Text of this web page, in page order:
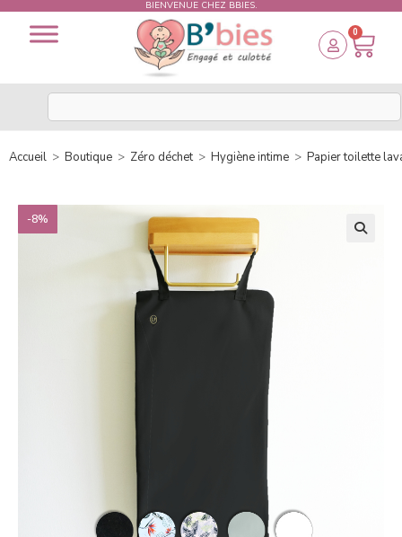
BIENVENUE CHEZ BBIES.
0
Accueil > Boutique > Zéro déchet > Hygiène intime > Papier toilette
-8%